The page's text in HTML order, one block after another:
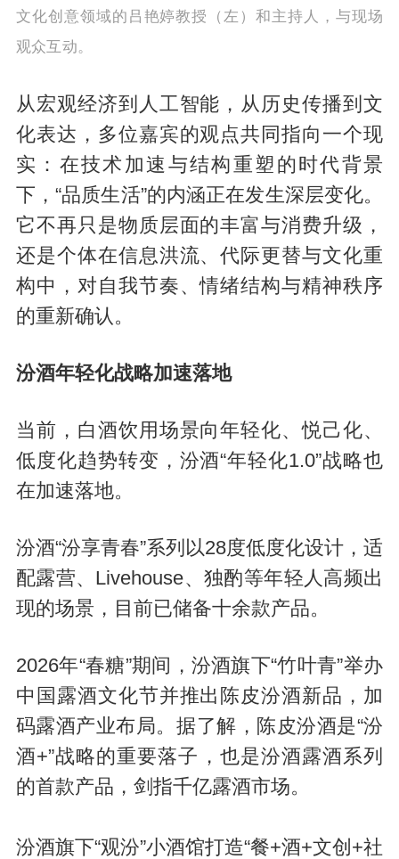
文化创意领域的吕艳婷教授（左）和主持人，与现场
观众互动。
从宏观经济到人工智能，从历史传播到文
化表达，多位嘉宾的观点共同指向一个现
实：在技术加速与结构重塑的时代背景
下，“品质生活”的内涵正在发生深层变化。
它不再只是物质层面的丰富与消费升级，
还是个体在信息洪流、代际更替与文化重
构中，对自我节奏、情绪结构与精神秩序
的重新确认。
汾酒年轻化战略加速落地
当前，白酒饮用场景向年轻化、悦己化、
低度化趋势转变，汾酒“年轻化1.0”战略也
在加速落地。
汾酒“汾享青春”系列以28度低度化设计，适
配露营、Livehouse、独酌等年轻人高频出
现的场景，目前已储备十余款产品。
2026年“春糖”期间，汾酒旗下“竹叶青”举办
中国露酒文化节并推出陈皮汾酒新品，加
码露酒产业布局。据了解，陈皮汾酒是“汾
酒+”战略的重要落子，也是汾酒露酒系列
的首款产品，剑指千亿露酒市场。
汾酒旗下“观汾”小酒馆打造“餐+酒+文创+社